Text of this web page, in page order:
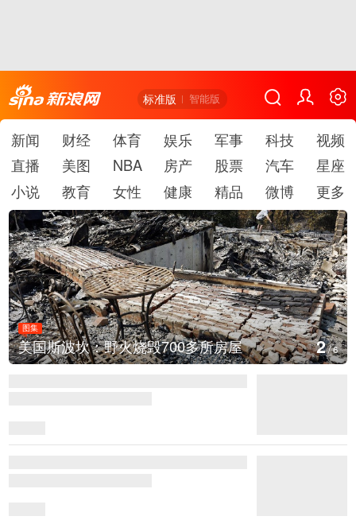
标准版 智能版
新闻 财经 体育 娱乐 军事 科技
视频
直播
美图 NBA 房产 股票 汽车
星座
小说
教育 女性 健康 精品 微博 更多
烧毁700多所房屋
图集
叙利亚：大马士
3/6